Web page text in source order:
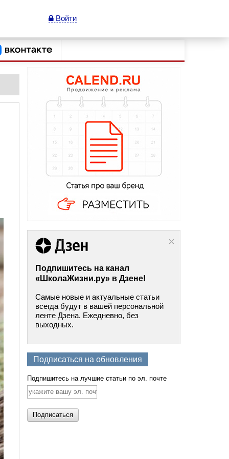
Войти
Подпишитесь на канал
«ШколаЖизни.ру» в Дзене!
Самые новые и актуальные статьи
всегда будут в вашей персональной
ленте Дзена. Ежедневно, без
выходных.
Подписаться на обновления
Подпишитесь на лучшие статьи по эл. почте